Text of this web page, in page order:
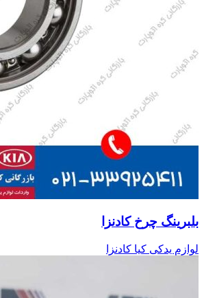
بلبرینگ چرخ کادنزا
لوازم یدکی کیا کادنزا